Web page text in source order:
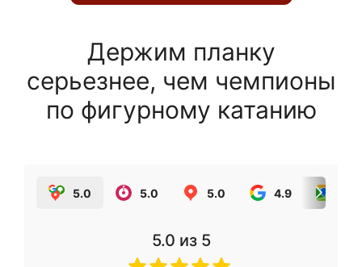
Держим планку
серьезнее, чем чемпионы
по фигурному катанию
5.0 5.0 5.0 4.9
5.0 из 5